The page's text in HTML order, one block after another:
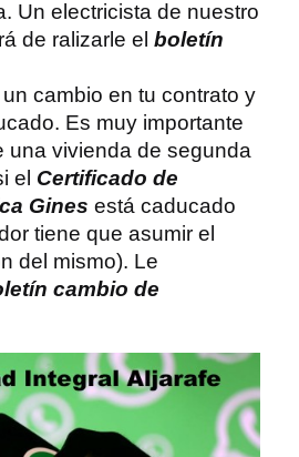
Un electricista de nuestro
de ralizarle el boletín
cambio en tu contrato y
Es muy importante
una vivienda de segunda
el Certificado de
Gines está caducado
tiene que asumir el
del mismo). Le
cambio de